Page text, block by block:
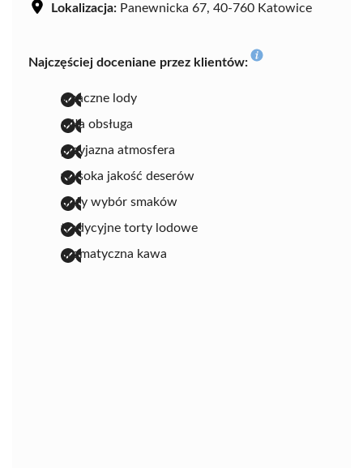
Lokalizacja: Panewnicka 67, 40-760 Katowice
Najczęściej doceniane przez klientów:
smaczne lody
miła obsługa
przyjazna atmosfera
wysoka jakość deserów
duży wybór smaków
tradycyjne torty lodowe
aromatyczna kawa